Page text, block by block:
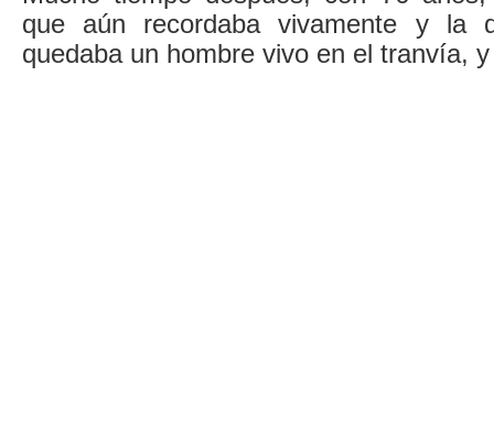
que aún recordaba vivamente y la
quedaba un hombre vivo en el tranvía,